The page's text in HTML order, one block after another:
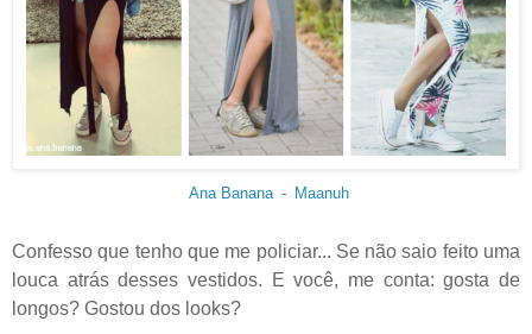
Ana Banana - Maanuh
Confesso que tenho que me policiar... Se não saio feito uma
louca atrás desses vestidos. E você, me conta: gosta de
longos? Gostou dos looks?